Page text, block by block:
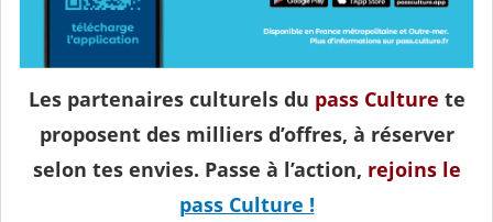
Les partenaires culturels du pass Culture te
proposent des milliers d’offres, à réserver
selon tes envies. Passe à l’action, rejoins le
pass Culture !